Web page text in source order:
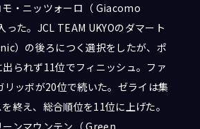
モ・ニッツォーロ（ Giacomo
た。JCL TEAM UKYOのダマート
）の後ろにつく選択をしたが、ポ
られず11位でフィニッシュ。ファ
リッボが20位で続いた。ゼライは集
終え、総合順位を11位に上げた。